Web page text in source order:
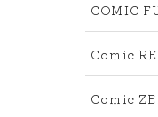
COMIC
Comic
Comic